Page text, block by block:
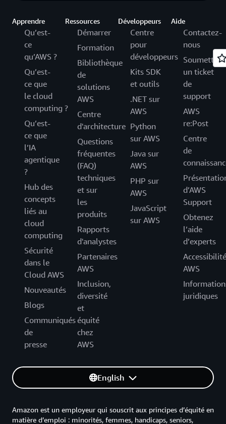
Apprendre
Qu’est-
ce
qu’AWS ?
Qu’est-
ce que
le cloud
computing ?
Qu’est-
ce que
l’IA
agentique
?
Hub des
concepts
liés au
cloud
computing
Sécurité
dans le
Cloud AWS
Nouveautés
Blogs
Communiqués
de
presse
Ressources
Démarrer
Formation
Bibliothèque
de
solutions
AWS
Centre
d'architecture
Questions
fréquentes
(FAQ)
techniques
et sur
les
produits
Rapports
d'analystes
Partenaires
AWS
Inclusion,
diversité
et
équité
chez
AWS
Développeurs
Centre
pour
développeurs
Kits SDK
et outils
.NET sur
AWS
Python
sur AWS
Java sur
AWS
PHP sur
AWS
JavaScript
sur AWS
Aide
Contactez-
nous
Soumettez
un ticket
de
support
AWS
re:Post
Centre
de
d’AWS
Support
Obtenez
l’aide
d’experts
Accessibilité
AWS
juridiques
English
Amazon est un employeur qui souscrit aux principes d’équité en
matière d’emploi : minorités, femmes, handicaps, seniors,